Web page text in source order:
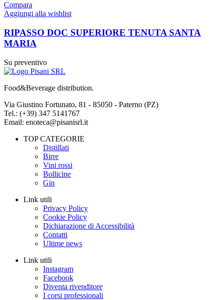
Compara
Aggiungi alla wishlist
RIPASSO DOC SUPERIORE TENUTA SANTA
MARIA
Su preventivo
Food&Beverage distribution.
Via Giustino Fortunato, 81 - 85050 - Paterno (PZ)
Tel.: (+39) 347 5141767
Email: enoteca@pisanisrl.it
TOP CATEGORIE
Distillati
Birre
Vini rossi
Bollicine
Gin
Link utili
Privacy Policy
Cookie Policy
Dichiarazione di Accessibilità
Contatti
Ultime news
Link utili
Instagram
Facebook
Diventa rivenditore
I corsi professionali